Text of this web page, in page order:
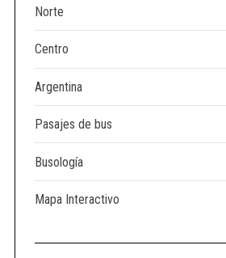
Norte
Centro
Argentina
Pasajes de bus
Busología
Mapa Interactivo